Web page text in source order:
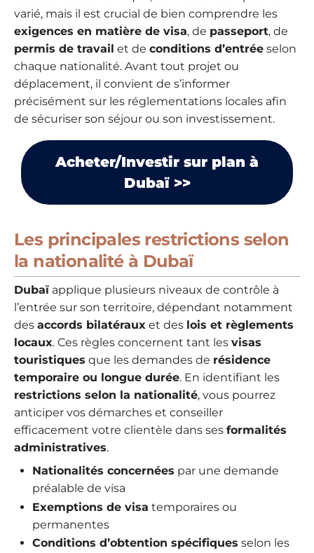
varié, mais il est crucial de bien comprendre les
exigences en matière de visa, de passeport, de
permis de travail et de conditions d’entrée selon
chaque nationalité. Avant tout projet ou
déplacement, il convient de s’informer
précisément sur les réglementations locales afin
de sécuriser son séjour ou son investissement.
Acheter/Investir sur plan à
Dubaï >>
Les principales restrictions selon
la nationalité à Dubaï
Dubaï applique plusieurs niveaux de contrôle à
l’entrée sur son territoire, dépendant notamment
des accords bilatéraux et des lois et règlements
locaux. Ces règles concernent tant les visas
touristiques que les demandes de résidence
temporaire ou longue durée. En identifiant les
restrictions selon la nationalité, vous pourrez
anticiper vos démarches et conseiller
efficacement votre clientèle dans ses formalités
administratives.
Nationalités concernées par une demande
préalable de visa
Exemptions de visa temporaires ou
permanentes
Conditions d’obtention spécifiques selon les